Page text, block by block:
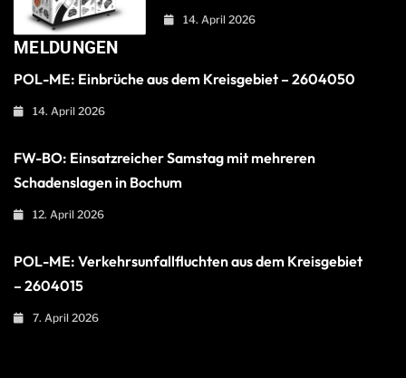
14. April 2026
MELDUNGEN
POL-ME: Einbrüche aus dem Kreisgebiet – 2604050
14. April 2026
FW-BO: Einsatzreicher Samstag mit mehreren
Schadenslagen in Bochum
12. April 2026
POL-ME: Verkehrsunfallfluchten aus dem Kreisgebiet
– 2604015
7. April 2026